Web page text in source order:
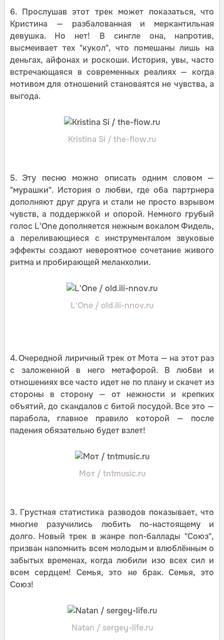
6. Прослушав этот трек может показаться, что
Кристина — разбалованная и меркантильная
девушка. Но нет! В сингле она, напротив,
высмеивает тех "кукол", что помешаны лишь на
деньгах, айфонах и роскоши. История, увы, часто
встречающаяся в современных реалиях — когда
мотивом для отношений становаятся не чувства, а
выгода.
Kristina Si / the-flow.ru
5. Эту песню можно описать одним словом —
"мурашки". История о любви, где оба партрнера
дополняют друг друга и стали не просто взрывом
чувств, а поддержкой и опорой. Немного грубый
голос L'One дополняется нежным вокалом Фидель,
а переливающиеся с инструменталом звуковые
эффекты создают невероятное сочетание живого
ритма и пробирающей меланхолии.
L'One / old.ili-nnov.ru
4. Очередной лиричный трек от Мота — на этот раз
с заложенной в него метафорой. В любви и
отношениях все часто идет не по плану и скачет из
стороны в сторону — от нежности и крепких
объятий, до скандалов с битой посудой. Все это —
парабола, главное правило которой — после
падения обязательно будет взлет!
Мот / tntmusic.ru
3. Грустная статистика разводов показывает, что
многие разучились любить по-настоящему и
долго. Новый трек в жанре поп-баллады "Союз",
призван напомнить всем молодым и влюблённым о
забытых временах, когда любили изо всех сил и
всем сердцем! Семья, это не брак. Семья, это
Союз!
Natan / sergey-life.ru